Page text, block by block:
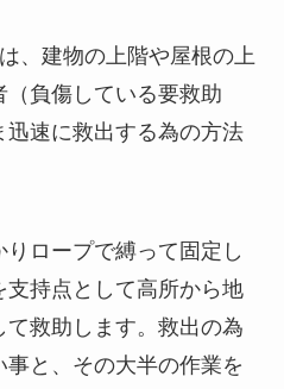
、建物の上階や屋根の上
負傷している要救助
速に救出する為の方法
ロープで縛って固定し
持点として高所から地
救助します。救出の為
と、その大半の作業を